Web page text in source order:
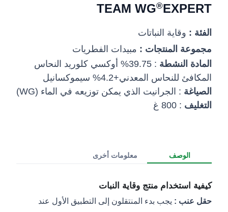
EXPERT
®
TEAM WG
الفئة : وقاية النباتات
مجموعة المنتجات : مبيدات الفطريات
المادة النشطة
: 39.75% أوكسي كلوريد النحاس
المكافئ للنحاس المعدني+4.2% سيموكسانيل
الصياغة : الجرانيت الذي يمكن توزيعه في الماء (WG)
التغليف : 800 غ
الوصف معلومات أخرى
كيفية استخدام منتج وقاية النبات
حقل عنب : يجب بدء المنتقلون إلى التطبيق الأول عند